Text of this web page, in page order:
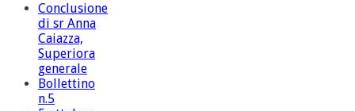
Conclusione
di sr Anna
Caiazza,
Superiora
generale
Bollettino
n.5